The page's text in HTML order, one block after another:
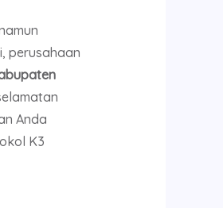
perusahaan
Anda
K3